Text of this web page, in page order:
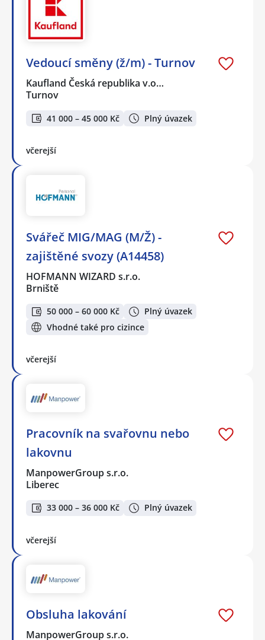
Vedoucí směny (ž/m) - Turnov
Kaufland Česká republika v.o…
Turnov
41 000 – 45 000 Kč Plný úvazek
včerejší
Svářeč MIG/MAG (M/Ž) -
zajištěné svozy (A14458)
HOFMANN WIZARD s.r.o.
Brniště
50 000 – 60 000 Kč
Plný úvazek
Vhodné také pro cizince
včerejší
Pracovník na svařovnu nebo
lakovnu
ManpowerGroup s.r.o.
Liberec
33 000 – 36 000 Kč Plný úvazek
včerejší
Obsluha lakování
ManpowerGroup s.r.o.